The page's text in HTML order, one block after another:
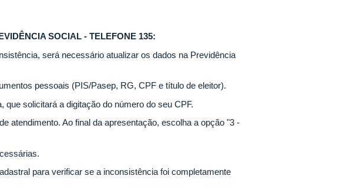
SOCIAL - TELEFONE 135:
será necessário atualizar os dados na Previdência
pessoais (PIS/Pasep, RG, CPF e título de eleitor).
solicitará a digitação do número do seu CPF.
atendimento. Ao final da apresentação, escolha a opção "3 -
para verificar se a inconsistência foi completamente